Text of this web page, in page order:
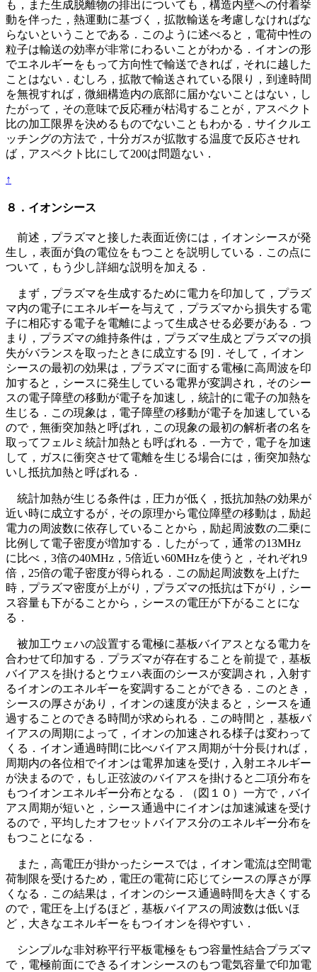
も，また生成脱離物の排出についても，構造内壁への付着挙
動を伴った，熱運動に基づく，拡散輸送を考慮しなければな
らないということである．このように述べると，電荷中性の
粒子は輸送の効率が非常にわるいことがわかる．イオンの形
でエネルギーをもって方向性で輸送できれば，それに越した
ことはない．むしろ，拡散で輸送されている限り，到達時間
を無視すれば，微細構造内の底部に届かないことはない，し
たがって，その意味で反応種が枯渇することが，アスペクト
比の加工限界を決めるものでないこともわかる．サイクルエ
ッチングの方法で，十分ガスが拡散する温度で反応させれ
ば，アスペクト比にして200は問題ない．
↑
８．イオンシース
前述，プラズマと接した表面近傍には，イオンシースが発
生し，表面が負の電位をもつことを説明している．この点に
ついて，もう少し詳細な説明を加える．
まず，プラズマを生成するために電力を印加して，プラズ
マ内の電子にエネルギーを与えて，プラズマから損失する電
子に相応する電子を電離によって生成させる必要がある．つ
まり，プラズマの維持条件は，プラズマ生成とプラズマの損
失がバランスを取ったときに成立する [9]．そして，イオン
シースの最初の効果は，プラズマに面する電極に高周波を印
加すると，シースに発生している電界が変調され，そのシー
スの電子障壁の移動が電子を加速し，統計的に電子の加熱を
生じる．この現象は，電子障壁の移動が電子を加速している
ので，無衝突加熱と呼ばれ，この現象の最初の解析者の名を
取ってフェルミ統計加熱とも呼ばれる．一方で，電子を加速
して，ガスに衝突させて電離を生じる場合には，衝突加熱な
いし抵抗加熱と呼ばれる．
統計加熱が生じる条件は，圧力が低く，抵抗加熱の効果が
近い時に成立するが，その原理から電位障壁の移動は，励起
電力の周波数に依存していることから，励起周波数の二乗に
比例して電子密度が増加する．したがって，通常の13MHz
に比べ，3倍の40MHz，5倍近い60MHzを使うと，それぞれ9
倍，25倍の電子密度が得られる．この励起周波数を上げた
時，プラズマ密度が上がり，プラズマの抵抗は下がり，シー
ス容量も下がることから，シースの電圧が下がることにな
る．
被加工ウェハの設置する電極に基板バイアスとなる電力を
合わせて印加する．プラズマが存在することを前提で，基板
バイアスを掛けるとウェハ表面のシースが変調され，入射す
るイオンのエネルギーを変調することができる．このとき，
シースの厚さがあり，イオンの速度が決まると，シースを通
過することのできる時間が求められる．この時間と，基板バ
イアスの周期によって，イオンの加速される様子は変わって
くる．イオン通過時間に比べバイアス周期が十分長ければ，
周期内の各位相でイオンは電界加速を受け，入射エネルギー
が決まるので，もし正弦波のバイアスを掛けると二項分布を
もつイオンエネルギー分布となる．（図１０）一方で，バイ
アス周期が短いと，シース通過中にイオンは加速減速を受け
るので，平均したオフセットバイアス分のエネルギー分布を
もつことになる．
また，高電圧が掛かったシースでは，イオン電流は空間電
荷制限を受けるため，電圧の電荷に応じてシースの厚さが厚
くなる．この結果は，イオンのシース通過時間を大きくする
ので，電圧を上げるほど，基板バイアスの周波数は低いほ
ど，大きなエネルギーをもつイオンを得やすい．
シンプルな非対称平行平板電極をもつ容量性結合プラズマ
で，電極前面にできるイオンシースのもつ電気容量で印加電